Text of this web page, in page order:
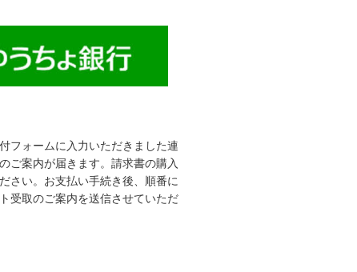
フォームに入力いただきました連
ご案内が届きます。請求書の購入
さい。お支払い手続き後、順番に
受取のご案内を送信させていただ